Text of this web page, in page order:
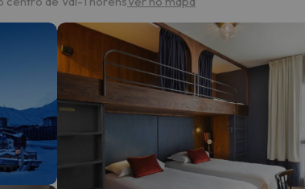
que corresponda à sua pesquisa. Tente modificar o